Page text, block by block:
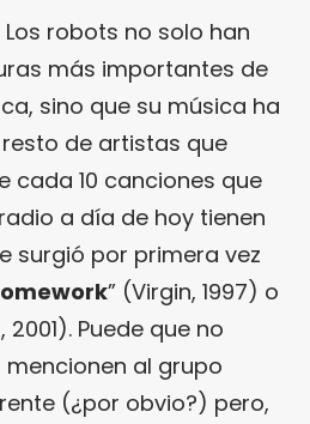
Los robots no solo han
más importantes de
sino que su música ha
de artistas que
cada 10 canciones que
a día de hoy tienen
surgió por primera vez
” (Virgin, 1997) o
2001). Puede que no
al grupo
(¿por obvio?) pero,